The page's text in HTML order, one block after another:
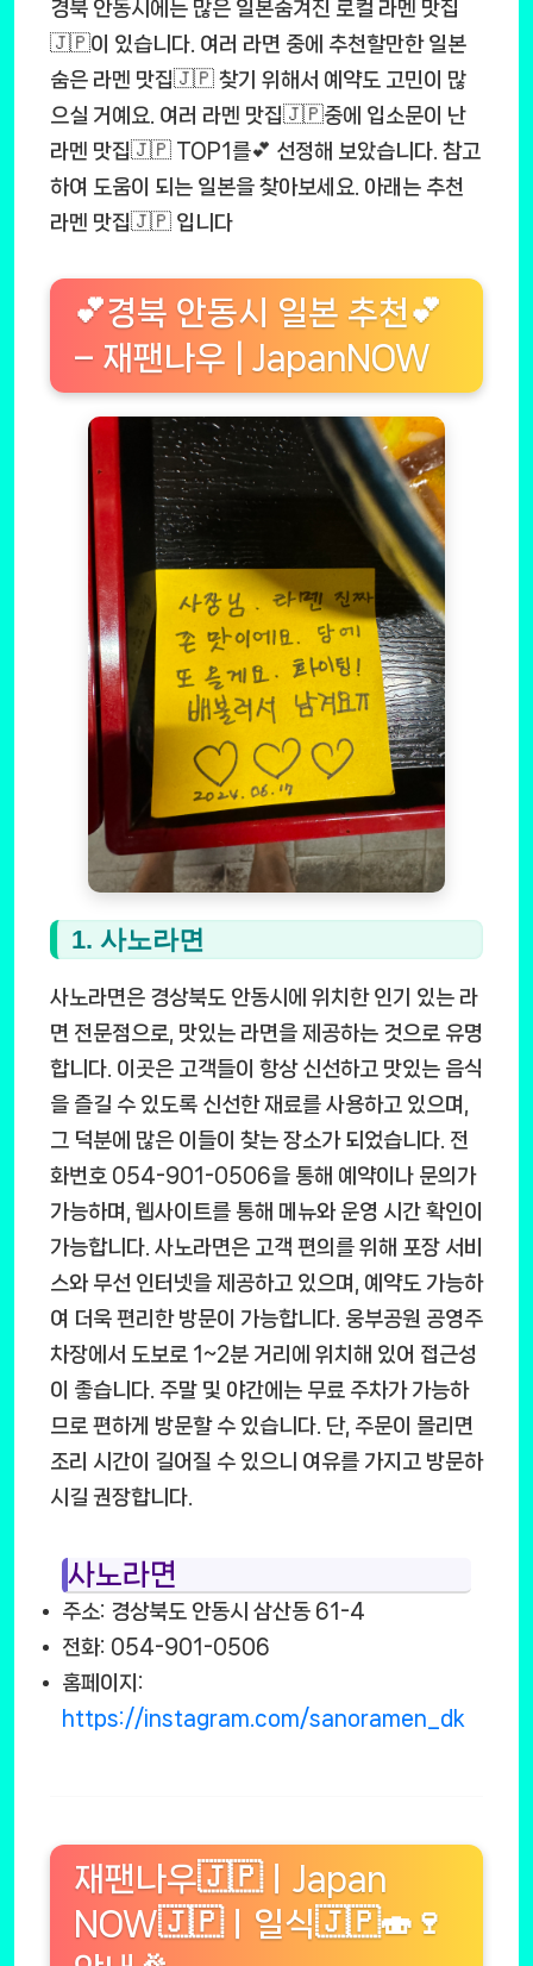
경북 안동시에는 많은 일본숨겨진 로컬 라멘 맛집
🇯🇵이 있습니다. 여러 라면 중에 추천할만한 일본
숨은 라멘 맛집🇯🇵 찾기 위해서 예약도 고민이 많
으실 거예요. 여러 라멘 맛집🇯🇵중에 입소문이 난
라멘 맛집🇯🇵 TOP1를💕 선정해 보았습니다. 참고
하여 도움이 되는 일본을 찾아보세요. 아래는 추천
라멘 맛집🇯🇵 입니다
💕경북 안동시 일본 추천💕
– 재팬나우 | JapanNOW
1. 사노라면
사노라면은 경상북도 안동시에 위치한 인기 있는 라
면 전문점으로, 맛있는 라면을 제공하는 것으로 유명
합니다. 이곳은 고객들이 항상 신선하고 맛있는 음식
을 즐길 수 있도록 신선한 재료를 사용하고 있으며,
그 덕분에 많은 이들이 찾는 장소가 되었습니다. 전
화번호 054-901-0506을 통해 예약이나 문의가
가능하며, 웹사이트를 통해 메뉴와 운영 시간 확인이
가능합니다. 사노라면은 고객 편의를 위해 포장 서비
스와 무선 인터넷을 제공하고 있으며, 예약도 가능하
여 더욱 편리한 방문이 가능합니다. 웅부공원 공영주
차장에서 도보로 1~2분 거리에 위치해 있어 접근성
이 좋습니다. 주말 및 야간에는 무료 주차가 가능하
므로 편하게 방문할 수 있습니다. 단, 주문이 몰리면
조리 시간이 길어질 수 있으니 여유를 가지고 방문하
시길 권장합니다.
사노라면
주소: 경상북도 안동시 삼산동 61-4
전화: 054-901-0506
홈페이지:
https://instagram.com/sanoramen_dk
재팬나우🇯🇵ㅣJapan
NOW🇯🇵ㅣ일식🇯🇵🍣🍷